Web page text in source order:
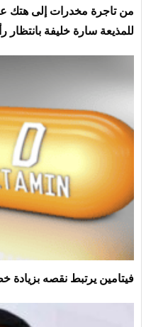
من تاجرة مخدرات إلى هتك
للمذيعة سارة خليفة بانتظار
فيتامين يرتبط نقصه بزيادة